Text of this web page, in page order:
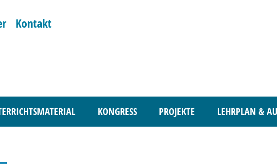
Kontakt
KONGRESS PROJEKTE LEHRPLAN &